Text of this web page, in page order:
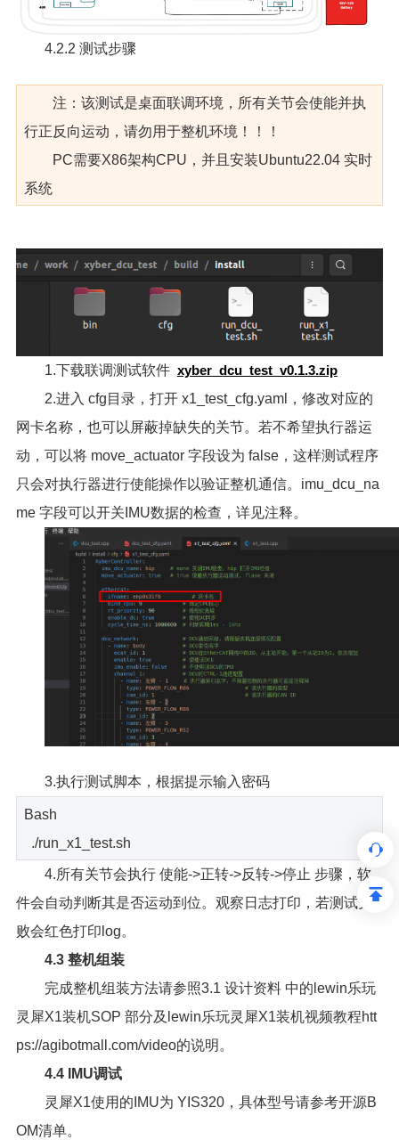
4.2.2 测试步骤
注：该测试是桌面联调环境，所有关节会使能并执
行正反向运动，请勿用于整机环境！！！
PC需要X86架构CPU，并且安装Ubuntu22.04 实时
系统
1.下载联调测试软件 xyber_dcu_test_v0.1.3.zip
2.进入 cfg目录，打开 x1_test_cfg.yaml，修改对应的
网卡名称，也可以屏蔽掉缺失的关节。若不希望执行器运
动，可以将 move_actuator 字段设为 false，这样测试程序
只会对执行器进行使能操作以验证整机通信。imu_dcu_na
me 字段可以开关IMU数据的检查，详见注释。
3.执行测试脚本，根据提示输入密码
Bash
./run_x1_test.sh
4.所有关节会执行 使能->正转->反转->停止 步骤，软
件会自动判断其是否运动到位。观察日志打印，若测试失
败会红色打印log。
4.3 整机组装
完成整机组装方法请参照3.1 设计资料 中的lewin乐玩
灵犀X1装机SOP 部分及lewin乐玩灵犀X1装机视频教程htt
ps://agibotmall.com/video的说明。
4.4 IMU调试
灵犀X1使用的IMU为 YIS320，具体型号请参考开源B
OM清单。